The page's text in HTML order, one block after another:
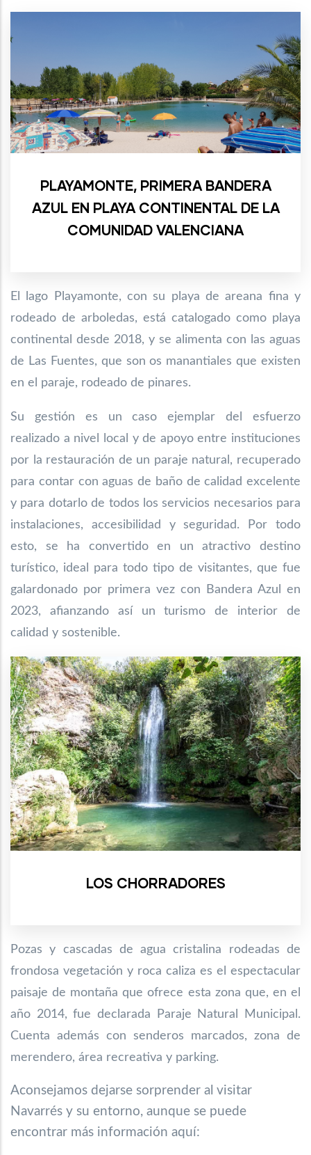
PLAYAMONTE, PRIMERA BANDERA
AZUL EN PLAYA CONTINENTAL DE LA
COMUNIDAD VALENCIANA
El lago Playamonte, con su playa de areana fina y
rodeado de arboledas, está catalogado como playa
continental desde 2018, y se alimenta con las aguas
de Las Fuentes, que sonos manantiales que existen
en el paraje, rodeado de pinares.
Su gestión es un caso ejemplar del esfuerzo
realizado a nivel local y de apoyo entre instituciones
por la restauración de un paraje natural, recuperado
para contar con aguas de baño de calidad excelente
y para dotarlo de todos los servicios necesarios para
instalaciones, accesibilidad y seguridad. Por todo
esto, se ha convertido en un atractivo destino
turístico, ideal para todo tipo de visitantes, que fue
galardonado por primera vez con Bandera Azul en
2023, afianzando así un turismo de interior de
calidad y sostenible.
LOS CHORRADORES
Pozas y cascadas de agua cristalina rodeadas de
frondosa vegetación y roca caliza es el espectacular
paisaje de montaña que ofrece esta zona que, en el
año 2014, fue declarada Paraje Natural Municipal.
Cuenta además con senderos marcados, zona de
merendero, área recreativa y parking.
Aconsejamos dejarse sorprender al visitar
Navarrés y su entorno, aunque se puede
encontrar más información aquí: